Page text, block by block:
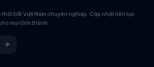
tiết Việt Nam chuyên nghiệp. Cập nhật liên tục
mọi tỉnh thành.
✈